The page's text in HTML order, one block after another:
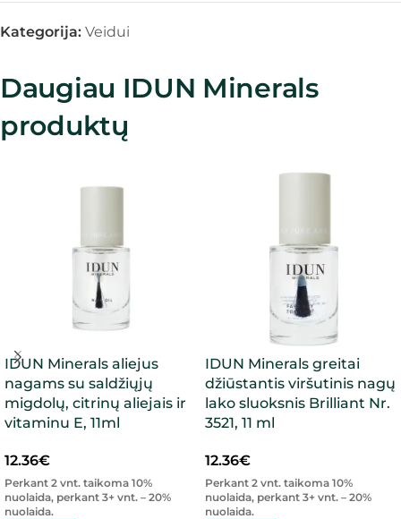
Kategorija: Veidui
Daugiau IDUN Minerals
produktų
IDUN Minerals aliejus
nagams su saldžiųjų
migdolų, citrinų aliejais ir
vitaminu E, 11ml
12.36€
Perkant 2 vnt. taikoma 10%
nuolaida, perkant 3+ vnt. – 20%
nuolaida.
IDUN Minerals greitai
džiūstantis viršutinis nagų
lako sluoksnis Brilliant Nr.
3521, 11 ml
12.36€
Perkant 2 vnt. taikoma 10%
nuolaida, perkant 3+ vnt. – 20%
nuolaida.